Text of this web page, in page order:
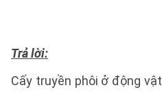
Trả lời:
Cấy truyền phôi ở động